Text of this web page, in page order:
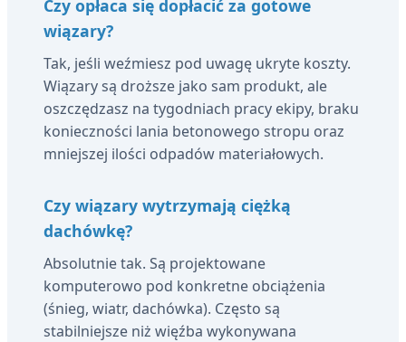
Czy opłaca się dopłacić za gotowe
wiązary?
Tak, jeśli weźmiesz pod uwagę ukryte koszty.
Wiązary są droższe jako sam produkt, ale
oszczędzasz na tygodniach pracy ekipy, braku
konieczności lania betonowego stropu oraz
mniejszej ilości odpadów materiałowych.
Czy wiązary wytrzymają ciężką
dachówkę?
Absolutnie tak. Są projektowane
komputerowo pod konkretne obciążenia
(śnieg, wiatr, dachówka). Często są
stabilniejsze niż więźba wykonywana